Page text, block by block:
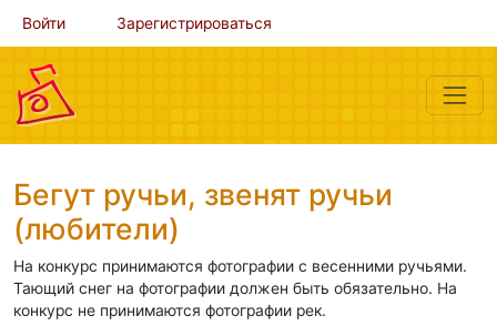
Войти Зарегистрироваться
Бегут ручьи, звенят ручьи
(любители)
На конкурс принимаются фотографии с весенними ручьями.
Тающий снег на фотографии должен быть обязательно. На
конкурс не принимаются фотографии рек.